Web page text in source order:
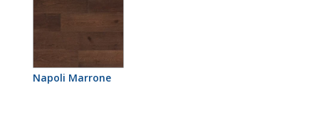
Napoli Marrone